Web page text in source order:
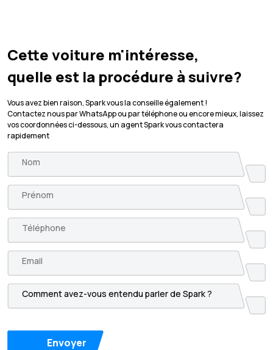
Cette voiture m'intéresse,
quelle est la procédure à suivre?
Vous avez bien raison, Spark vous la conseille également !
Contactez nous par WhatsApp ou par téléphone ou encore mieux, laissez
vos coordonnées ci-dessous, un agent Spark vous contactera
rapidement
Envoyer